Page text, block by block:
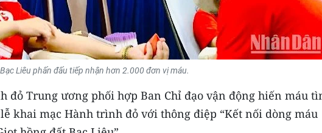
Bạc Liêu phấn đấu tiếp nhận hơn 2.000 đơn vị máu.
đỏ Trung ương phối hợp Ban Chỉ đạo vận động hiến máu
khai mạc Hành trình đỏ với thông điệp “Kết nối dòng máu